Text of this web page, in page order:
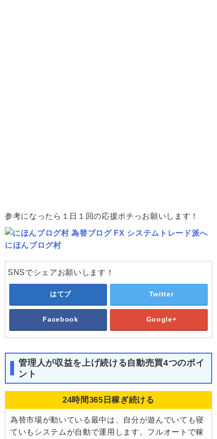
参考になったら１日１回の応援ポチっお願いします！
にほんブログ村
SNSでシェアお願いします！
はてブ Twitter
Facebook Google+
管理人が収益を上げ続ける自動売買4つのポイ
ント
24時間365日稼ぎ続ける
為替市場が動いている最中は、自分が遊んでいても寝
ていもシステムが自動で運用します。フルオートで稼